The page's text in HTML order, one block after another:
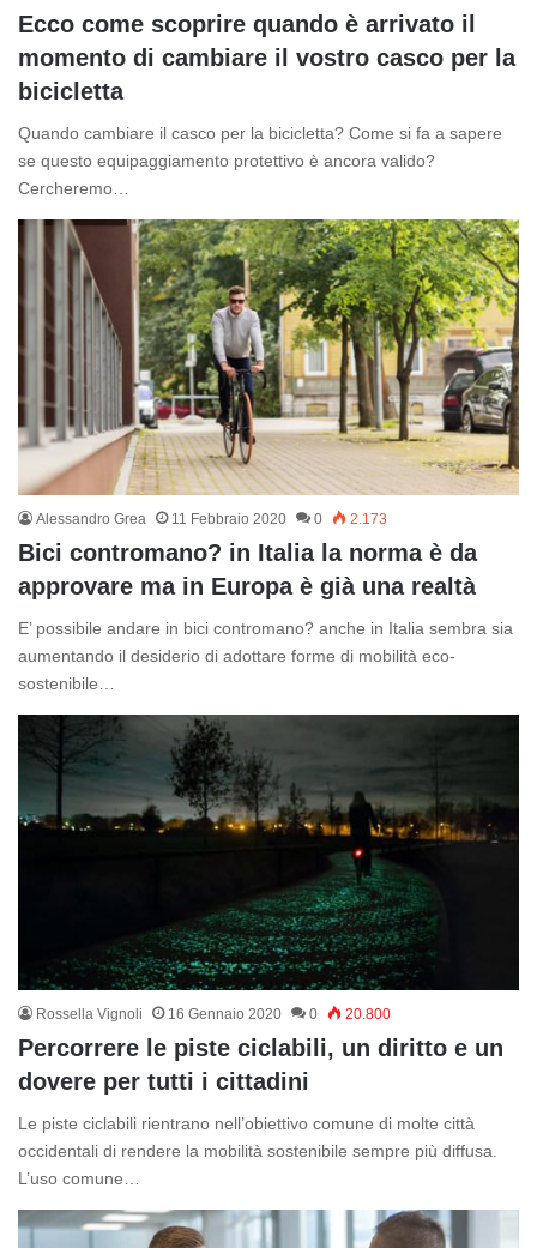
Ecco come scoprire quando è arrivato il
momento di cambiare il vostro casco per la
bicicletta
Quando cambiare il casco per la bicicletta? Come si fa a sapere
se questo equipaggiamento protettivo è ancora valido?
Cercheremo…
Alessandro Grea 11 Febbraio 2020 0 2.173
Bici contromano? in Italia la norma è da
approvare ma in Europa è già una realtà
E’ possibile andare in bici contromano? anche in Italia sembra sia
aumentando il desiderio di adottare forme di mobilità eco-
sostenibile…
Rossella Vignoli 16 Gennaio 2020 0 20.800
Percorrere le piste ciclabili, un diritto e un
dovere per tutti i cittadini
Le piste ciclabili rientrano nell’obiettivo comune di molte città
occidentali di rendere la mobilità sostenibile sempre più diffusa.
L’uso comune…